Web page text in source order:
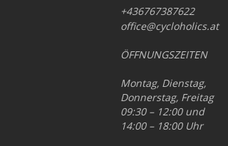
+436767387622
office@cycloholics.at
ÖFFNUNGSZEITEN
Montag, Dienstag,
Donnerstag, Freitag
09:30 – 12:00 und
14:00 – 18:00 Uhr